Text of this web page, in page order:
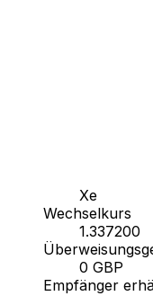
Xe
Wechselkurs
1.337200
0 GBP
Empfänger